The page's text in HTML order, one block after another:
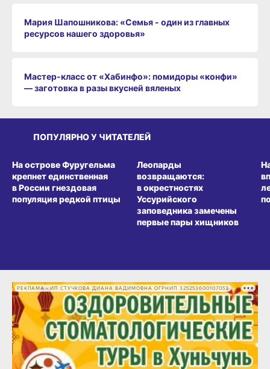
Мария Шапошникова: «Семья - один из главных
ресурсов нашего здоровья»
Мастер-класс от «Хабинфо»: помидоры «конфи»
— заготовка в разы вкусней вяленых
ПОПУЛЯРНО У ЧИТАТЕЛЕЙ
На острове Фуругельма
крепнет единственная
в России гнездовая
популяция редкой птицы
Леопарды
возвращаются:
в окрестностях
Уссурийского
заповедника замечены
первые пары хищников
РЕКЛАМА • ИП СТУЧКОВА ДИАНА ВАДИМОВНА ОГРНИП 325253600107053